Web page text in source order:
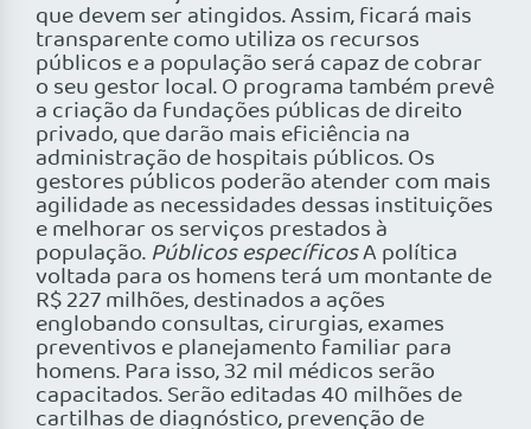
que devem ser atingidos. Assim, ficará mais
transparente como utiliza os recursos
públicos e a população será capaz de cobrar
o seu gestor local. O programa também prevê
a criação da fundações públicas de direito
privado, que darão mais eficiência na
administração de hospitais públicos. Os
gestores públicos poderão atender com mais
agilidade as necessidades dessas instituições
e melhorar os serviços prestados à
população. Públicos específicosA política
voltada para os homens terá um montante de
R$ 227 milhões, destinados a ações
englobando consultas, cirurgias, exames
preventivos e planejamento familiar para
homens. Para isso, 32 mil médicos serão
capacitados. Serão editadas 40 milhões de
cartilhas de diagnóstico, prevenção de